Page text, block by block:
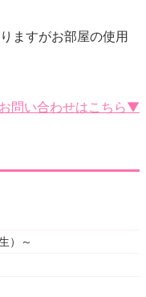
ますがお部屋の使用
お問い合わせはこちら▼
）～